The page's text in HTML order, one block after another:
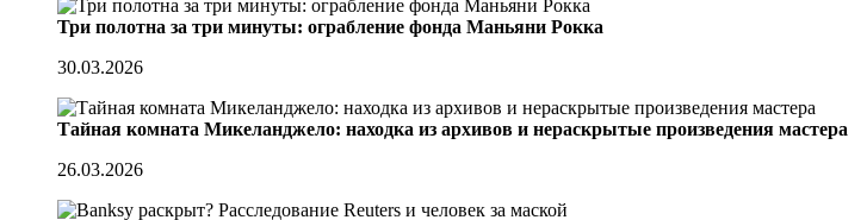
Три полотна за три минуты: ограбление фонда Маньяни Рокка
30.03.2026
Тайная комната Микеланджело: находка из архивов и нераскрытые произведения мастера
26.03.2026